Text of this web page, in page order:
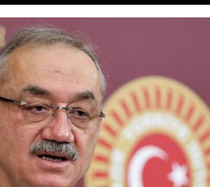
İYİ Parti eski TBMM Grup
Tatlıoğlu, partisinden istifa